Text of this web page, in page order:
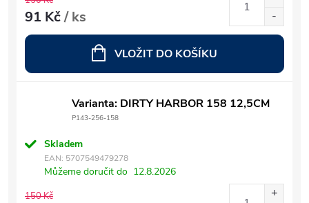
91 Kč/ ks
VLOŽIT DO KOŠÍKU
Varianta: DIRTY HARBOR 158 12,5CM
P143-256-158
Skladem
EAN: 5707549479278
Můžeme doručit do 12.8.2026
150 Kč